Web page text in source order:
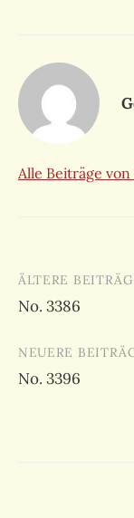
Alle Beiträge
ÄLTERE
No. 3386
NEUERE
No. 3396